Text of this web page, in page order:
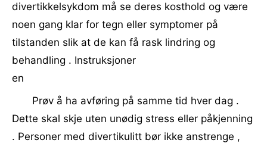
divertikkelsykdom må se deres kosthold og være
noen gang klar for tegn eller symptomer på
tilstanden slik at de kan få rask lindring og
behandling . Instruksjoner
en
Prøv å ha avføring på samme tid hver dag .
Dette skal skje uten unødig stress eller påkjenning
. Personer med divertikulitt bør ikke anstrenge ,